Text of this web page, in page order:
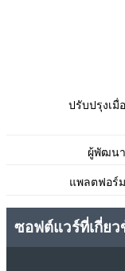
ปรับปรุงเมื่อ
ผู้พัฒนา
แพลตฟอร์ม
ซอฟต์แวร์ที่เกี่ยว